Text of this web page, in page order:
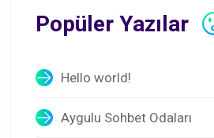
Popüler Yazılar
Hello world!
Aygulu Sohbet Odaları